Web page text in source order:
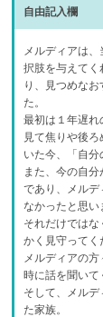
自由記入欄
メルディアは
択肢を与えて
り、見つめな
た。
最初は１年遅
見て焦りや後
いた今、「自分
また、今の自
であり、メル
なかったと思い
それだけでは
かく見守ってく
メルディアの
時に話を聞いて
そして、メル
た家族。